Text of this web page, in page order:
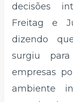
decisões
Freitag e
dizendo
surgiu
empresas
ambiente